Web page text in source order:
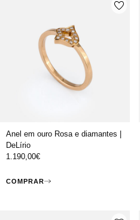
Anel em ouro Rosa e diamantes |
DeLírio
1.190,00€
COMPRAR